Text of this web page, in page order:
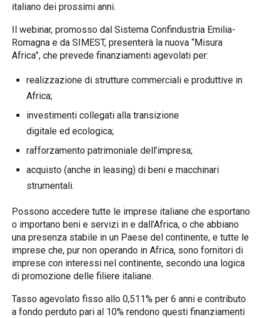
italiano dei prossimi anni.
Il webinar, promosso dal Sistema Confindustria Emilia-
Romagna e da SIMEST, presenterà la nuova “Misura
Africa”, che prevede finanziamenti agevolati per:
realizzazione di strutture commerciali e produttive in
Africa;
investimenti collegati alla transizione
digitale ed ecologica;
rafforzamento patrimoniale dell’impresa;
acquisto (anche in leasing) di beni e macchinari
strumentali.
Possono accedere tutte le imprese italiane che esportano
o importano beni e servizi in e dall’Africa, o che abbiano
una presenza stabile in un Paese del continente, e tutte le
imprese che, pur non operando in Africa, sono fornitori di
imprese con interessi nel continente, secondo una logica
di promozione delle filiere italiane.
Tasso agevolato fisso allo 0,511% per 6 anni e contributo
a fondo perduto pari al 10% rendono questi finanziamenti